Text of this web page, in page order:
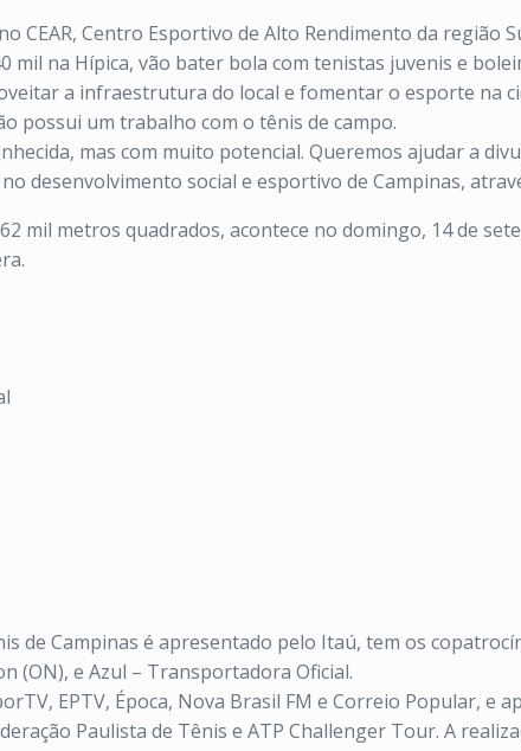
CEAR, Centro Esportivo de Alto Rendimento da região
mil na Hípica, vão bater bola com tenistas juvenis e
a infraestrutura do local e fomentar o esporte na
possui um trabalho com o tênis de campo.
mas com muito potencial. Queremos ajudar a
desenvolvimento social e esportivo de Campinas,
mil metros quadrados, acontece no domingo, 14 de
de Campinas é apresentado pelo Itaú, tem os
(ON), e Azul – Transportadora Oficial.
EPTV, Época, Nova Brasil FM e Correio Popular, e
Paulista de Tênis e ATP Challenger Tour. A